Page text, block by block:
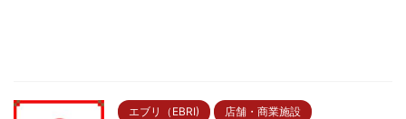
エブリ（EBRI) 店舗・商業施設